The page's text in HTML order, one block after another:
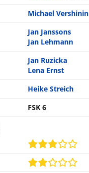
Michael Vershinin
Jan Janssons
Jan Lehmann
Jan Ruzicka
Lena Ernst
Heike Streich
FSK 6